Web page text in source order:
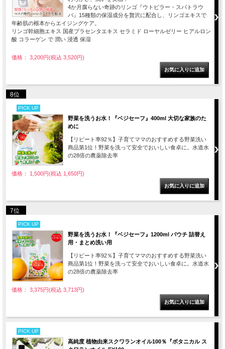
4か月腐らない奇跡のリンゴ『ウトビラー・スパトラウ
バ』15種類の保湿成分を贅沢に配合し、リンゴエキスで
年齢肌の根本からエイジングケア。
リンゴ幹細胞エキス 国産プラセンタエキス セラミド ローヤルゼリー ヒアルロン
酸 コラーゲン で 潤い 浸透 保湿
価格： 3,200円(税込 3,520円)
8位
PICK UP
野菜を洗うお水！『ベジセーフ』400ml 大切な家族のた
めに
【リピート率92％】子育てママのおすすめする野菜洗い
商品第1位！野菜を洗って安全でおいしい食卓に。水道水
の28倍の農薬除去率
価格： 1,500円(税込 1,650円)
7位
PICK UP
野菜を洗うお水！『ベジセーフ』1200ml パウチ 詰替え
用・まとめ洗い用
【リピート率92％】子育てママのおすすめする野菜洗い
商品第1位！野菜を洗って安全でおいしい食卓に。水道水
の28倍の農薬除去率
価格： 3,375円(税込 3,713円)
PICK UP
高純度 植物由来スクワランオイル100％『ボタニカル ス